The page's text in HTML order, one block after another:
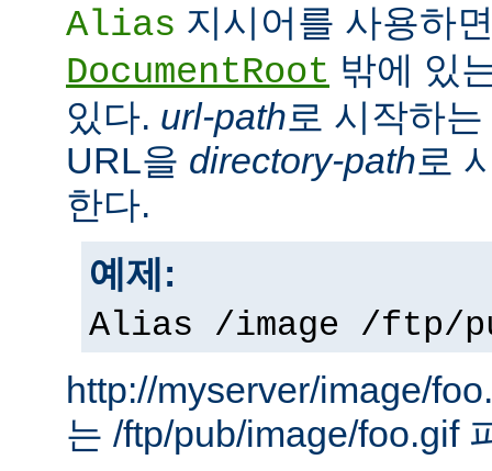
Alias 지시어를 사용하
DocumentRoot 밖에 있
있다. url-path로 시작하
URL을 directory-path로
한다.
예제:
Alias /image /ftp/
http://myserver/image/
는 /ftp/pub/image/foo.gif